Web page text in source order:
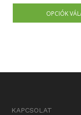
OPCIÓK
KAPCSOLAT